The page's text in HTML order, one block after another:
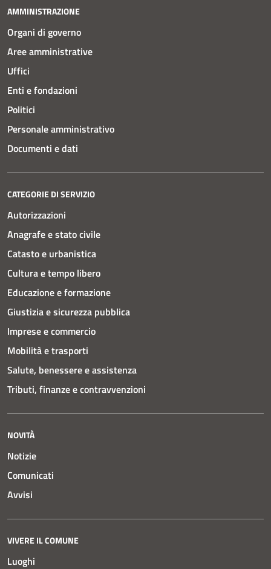
AMMINISTRAZIONE
Organi di governo
Aree amministrative
Uffici
Enti e fondazioni
Politici
Personale amministrativo
Documenti e dati
CATEGORIE DI SERVIZIO
Autorizzazioni
Anagrafe e stato civile
Catasto e urbanistica
Cultura e tempo libero
Educazione e formazione
Giustizia e sicurezza pubblica
Imprese e commercio
Mobilità e trasporti
Salute, benessere e assistenza
Tributi, finanze e contravvenzioni
NOVITÀ
Notizie
Comunicati
Avvisi
VIVERE IL COMUNE
Luoghi